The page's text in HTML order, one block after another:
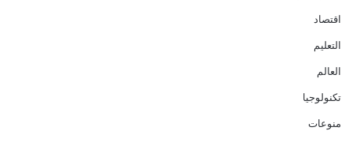
اقتصاد
التعليم
العالم
تكنولوجيا
منوعات